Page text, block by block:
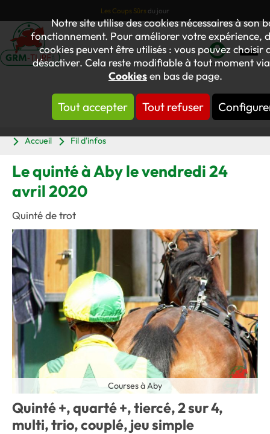
Notre site utilise des cookies nécessaires à son
fonctionnement. Pour améliorer votre expérience,
cookies peuvent être utilisés : vous pouvez choisir
désactiver. Cela reste modifiable à tout moment
Cookiesen bas de page.
Tout accepter Tout refuser
Les Coups Sûrs du jour
Mon
compte
Accueil
Fil d'infos
Le quinté à Aby le vendredi 24
avril 2020
Quinté de trot
Courses à Aby
Quinté +, quarté +, tiercé, 2 sur 4,
multi, trio, couplé, jeu simple